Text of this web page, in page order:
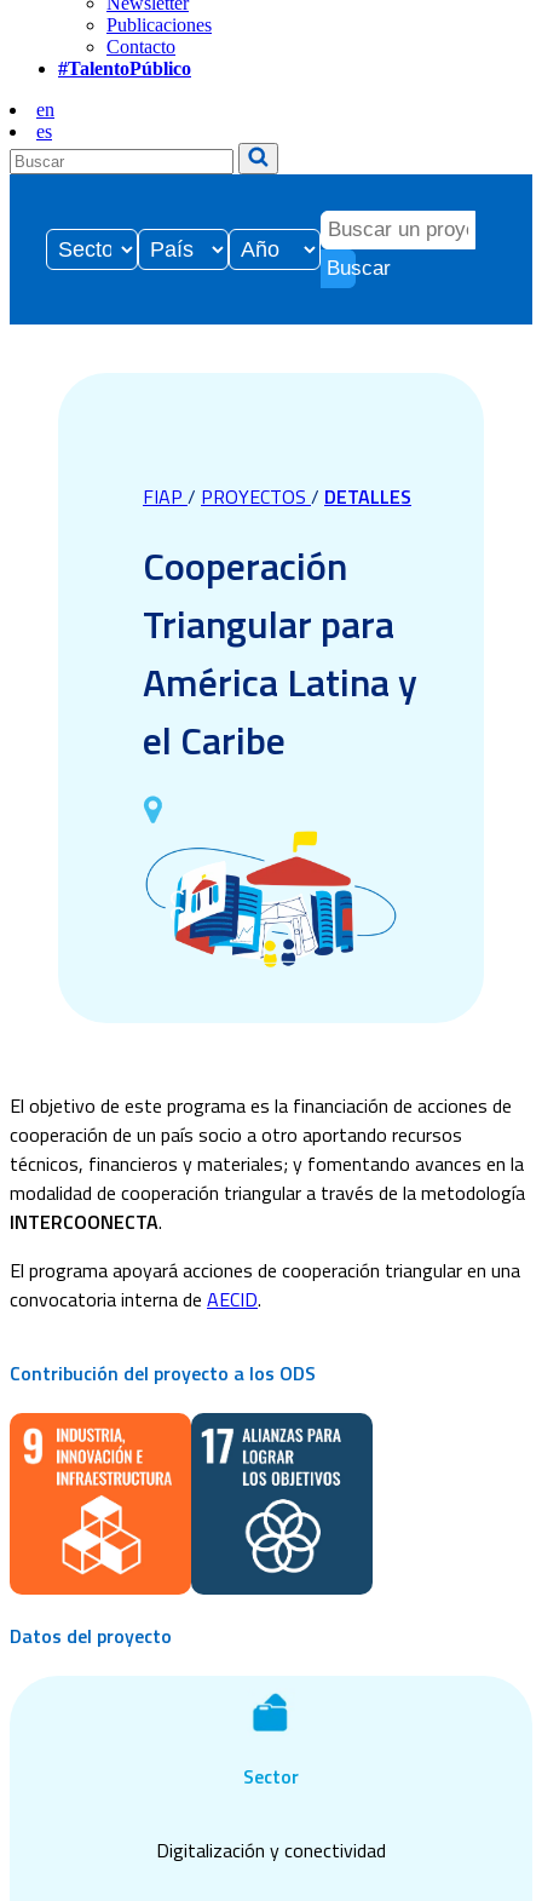
Publicaciones
Contacto
#TalentoPúblico
en
es
Buscar
FIAP / PROYECTOS / DETALLES
Cooperación
Triangular para
América Latina y
el Caribe
El objetivo de este programa es la financiación de acciones de
cooperación de un país socio a otro aportando recursos
técnicos, financieros y materiales; y fomentando avances en la
modalidad de cooperación triangular a través de la metodología
INTERCOONECTA.
El programa apoyará acciones de cooperación triangular en una
convocatoria interna de AECID.
Contribución del proyecto a los ODS
Datos del proyecto
Sector
Digitalización y conectividad